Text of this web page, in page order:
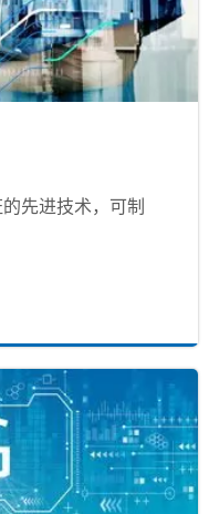
先进技术，可制